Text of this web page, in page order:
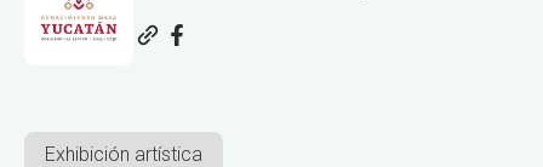
Exhibición artística